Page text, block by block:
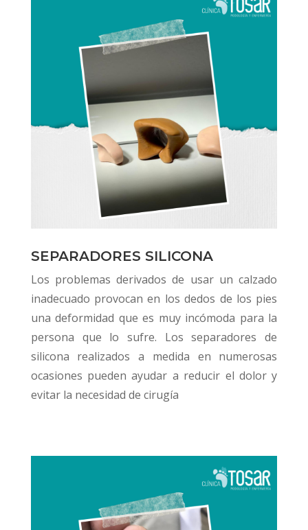
SEPARADORES SILICONA
Los problemas derivados de usar un calzado
inadecuado provocan en los dedos de los pies
una deformidad que es muy incómoda para la
persona que lo sufre. Los separadores de
silicona realizados a medida en numerosas
ocasiones pueden ayudar a reducir el dolor y
evitar la necesidad de cirugía